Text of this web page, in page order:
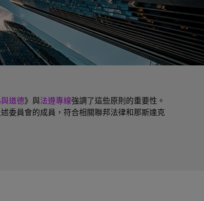
道德》與法遵專線強調了這些原則的重要性。
委員會的成員，符合相關聯邦法律和那斯達克